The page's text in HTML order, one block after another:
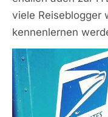
viele Reiseblogger
kennenlernen